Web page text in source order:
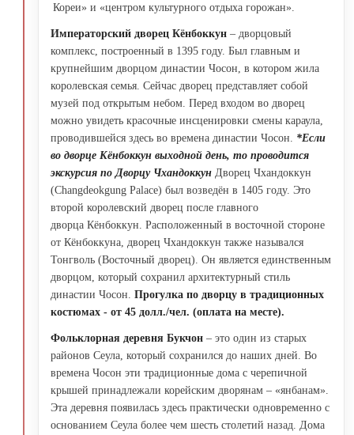
Кореи» и «центром культурного отдыха горожан».
Императорский дворец Кёнбоккун – дворцовый
комплекс, построенный в 1395 году. Был главным и
крупнейшим дворцом династии Чосон, в котором жила
королевская семья. Сейчас дворец представляет собой
музей под открытым небом. Перед входом во дворец
можно увидеть красочные инсценировки смены караула,
проводившейся здесь во времена династии Чосон. *Если
во дворце Кёнбоккун выходной день, то проводится
экскурсия по Дворцу Чхандоккун Дворец Чхандоккун
(Changdeokgung Palace) был возведён в 1405 году. Это
второй королевский дворец после главного
дворца Кёнбоккун. Расположенный в восточной стороне
от Кёнбоккуна, дворец Чхандоккун также назывался
Тонгволь (Восточный дворец). Он является единственным
дворцом, который сохранил архитектурный стиль
династии Чосон. Прогулка по дворцу в традиционных
костюмах - от 45 долл./чел. (оплата на месте).
Фольклорная деревня Букчон – это один из старых
районов Сеула, который сохранился до наших дней. Во
времена Чосон эти традиционные дома с черепичной
крышей принадлежали корейским дворянам – «янбанам».
Эта деревня появилась здесь практически одновременно с
основанием Сеула более чем шесть столетий назад. Дома